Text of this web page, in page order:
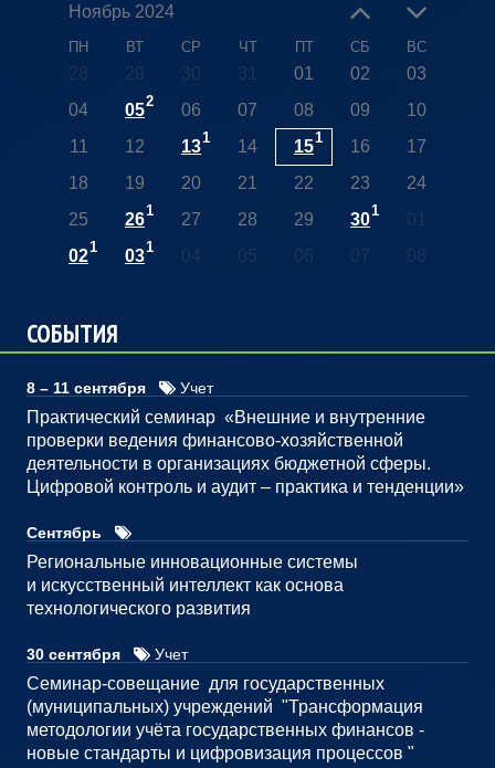
Ноябрь 2024
ПН ВТ СР ЧТ ПТ СБ ВС
28 29 30 31 01 02
03
04
052 06 07 08 09
10
11
12 131 14 151 16
17
18
19 20 21 22 23
24
25
261 27 28 29 301
01
021 031 04 05 06 07 08
СОБЫТИЯ
8 – 11 сентября Учет
Практический семинар «Внешние и внутренние
проверки ведения финансово-хозяйственной
деятельности в организациях бюджетной сферы.
Цифровой контроль и аудит – практика и тенденции»
Сентябрь
Региональные инновационные системы
и искусственный интеллект как основа
технологического развития
30 сентября Учет
Семинар-совещание для государственных
(муниципальных) учреждений "Трансформация
методологии учёта государственных финансов -
новые стандарты и цифровизация процессов "